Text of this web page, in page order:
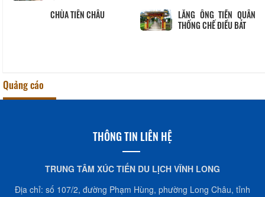
CHÙA TIÊN CHÂU
LĂNG ÔNG TIỀN QUÂN
THỐNG CHẾ ĐIỀU BÁT
Quảng cáo
THÔNG TIN LIÊN HỆ
TRUNG TÂM XÚC TIẾN DU LỊCH VĨNH LONG
Địa chỉ: số 107/2, đường Phạm Hùng, phường Long Châu, tỉnh